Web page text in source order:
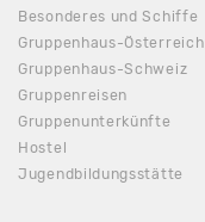
Besonderes und Schiffe
Gruppenhaus-Österreich
Gruppenhaus-Schweiz
Gruppenreisen
Gruppenunterkünfte
Hostel
Jugendbildungsstätte